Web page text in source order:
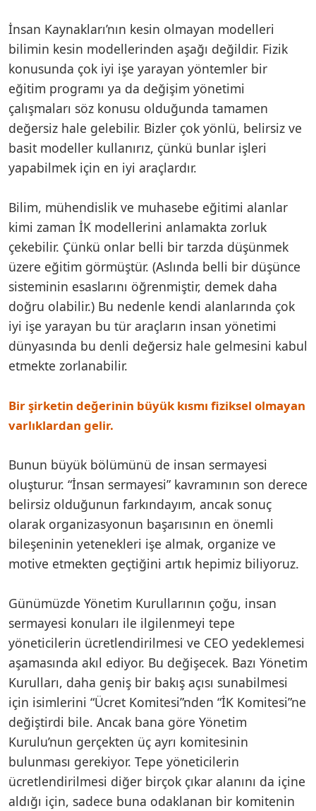
İnsan Kaynakları’nın kesin olmayan modelleri
bilimin kesin modellerinden aşağı değildir. Fizik
konusunda çok iyi işe yarayan yöntemler bir
eğitim programı ya da değişim yönetimi
çalışmaları söz konusu olduğunda tamamen
değersiz hale gelebilir. Bizler çok yönlü, belirsiz ve
basit modeller kullanırız, çünkü bunlar işleri
yapabilmek için en iyi araçlardır.
Bilim, mühendislik ve muhasebe eğitimi alanlar
kimi zaman İK modellerini anlamakta zorluk
çekebilir. Çünkü onlar belli bir tarzda düşünmek
üzere eğitim görmüştür. (Aslında belli bir düşünce
sisteminin esaslarını öğrenmiştir, demek daha
doğru olabilir.) Bu nedenle kendi alanlarında çok
iyi işe yarayan bu tür araçların insan yönetimi
dünyasında bu denli değersiz hale gelmesini kabul
etmekte zorlanabilir.
Bir şirketin değerinin büyük kısmı fiziksel olmayan
varlıklardan gelir.
Bunun büyük bölümünü de insan sermayesi
oluşturur. “İnsan sermayesi” kavramının son derece
belirsiz olduğunun farkındayım, ancak sonuç
olarak organizasyonun başarısının en önemli
bileşeninin yetenekleri işe almak, organize ve
motive etmekten geçtiğini artık hepimiz biliyoruz.
Günümüzde Yönetim Kurullarının çoğu, insan
sermayesi konuları ile ilgilenmeyi tepe
yöneticilerin ücretlendirilmesi ve CEO yedeklemesi
aşamasında akıl ediyor. Bu değişecek. Bazı Yönetim
Kurulları, daha geniş bir bakış açısı sunabilmesi
için isimlerini “Ücret Komitesi”nden “İK Komitesi”ne
değiştirdi bile. Ancak bana göre Yönetim
Kurulu’nun gerçekten üç ayrı komitesinin
bulunması gerekiyor. Tepe yöneticilerin
ücretlendirilmesi diğer birçok çıkar alanını da içine
aldığı için, sadece buna odaklanan bir komitenin